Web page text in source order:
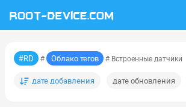
#RD # Облако тегов # Встроенные датчики
дате добавления дате обновления